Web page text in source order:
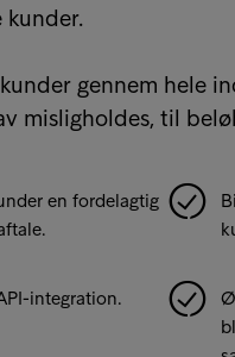
kunder.
gennem hele
misligholdes, til
en fordelagtig
integration.